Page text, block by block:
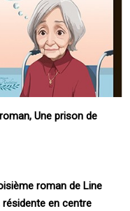
Une prison de
roman de Line
résidente en centre